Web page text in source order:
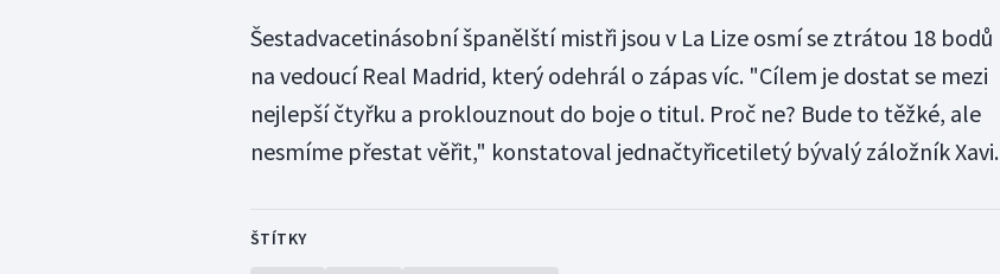
Šestadvacetinásobní španělští mistři jsou v La Lize osmí se ztrátou 18 bodů
na vedoucí Real Madrid, který odehrál o zápas víc. "Cílem je dostat se mezi
nejlepší čtyřku a proklouznout do boje o titul. Proč ne? Bude to těžké, ale
nesmíme přestat věřit," konstatoval jednačtyřicetiletý bývalý záložník Xavi.
ŠTÍTKY